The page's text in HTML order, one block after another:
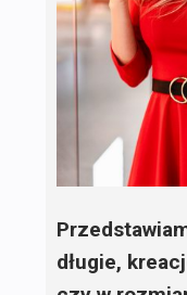
długie,